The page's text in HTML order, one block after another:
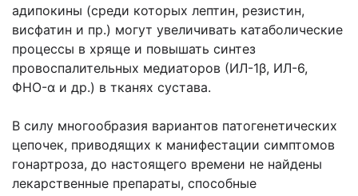
адипокины (среди которых лептин, резистин,
висфатин и пр.) могут увеличивать катаболические
процессы в хряще и повышать синтез
провоспалительных медиаторов (ИЛ-1β, ИЛ-6,
ФНО-α и др.) в тканях сустава.
В силу многообразия вариантов патогенетических
цепочек, приводящих к манифестации симптомов
гонартроза, до настоящего времени не найдены
лекарственные препараты, способные